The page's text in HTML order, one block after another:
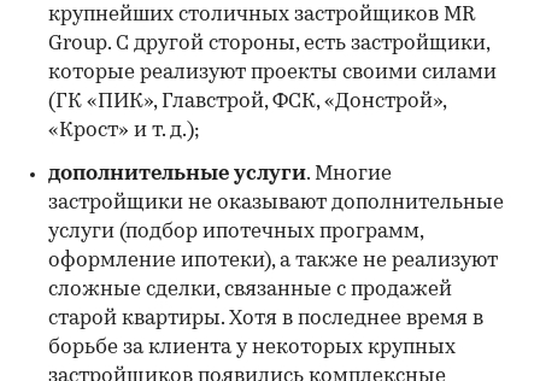
крупнейших столичных застройщиков MR
Group. С другой стороны, есть застройщики,
которые реализуют проекты своими силами
(ГК «ПИК», Главстрой, ФСК, «Донстрой»,
«Крост» и т. д.);
дополнительные услуги. Многие
застройщики не оказывают дополнительные
услуги (подбор ипотечных программ,
оформление ипотеки), а также не реализуют
сложные сделки, связанные с продажей
старой квартиры. Хотя в последнее время в
борьбе за клиента у некоторых крупных